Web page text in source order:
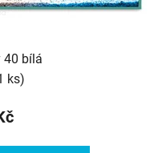
40 bílá
ks)